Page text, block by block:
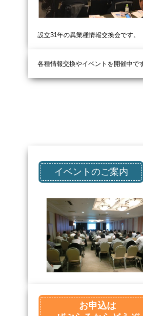
設立31年の異業種情報交換会です。
各種情報交換やイベントを開催中で
イベントのご案内
お申込は